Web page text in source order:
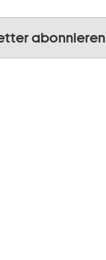
abonnieren